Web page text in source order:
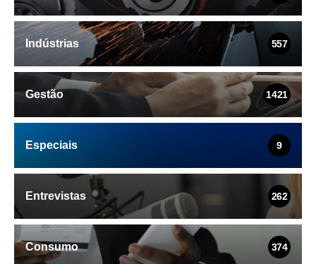
Indústrias 557
Gestão 1421
Especiais 9
Entrevistas 262
Consumo 374